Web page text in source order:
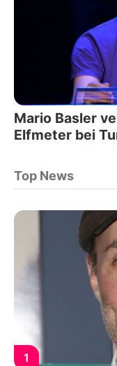
Mario Basler
Elfmeter bei
Top News
1